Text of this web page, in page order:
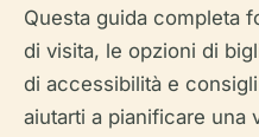
Questa guida completa
di visita, le opzioni di
di accessibilità e
aiutarti a pianificare una